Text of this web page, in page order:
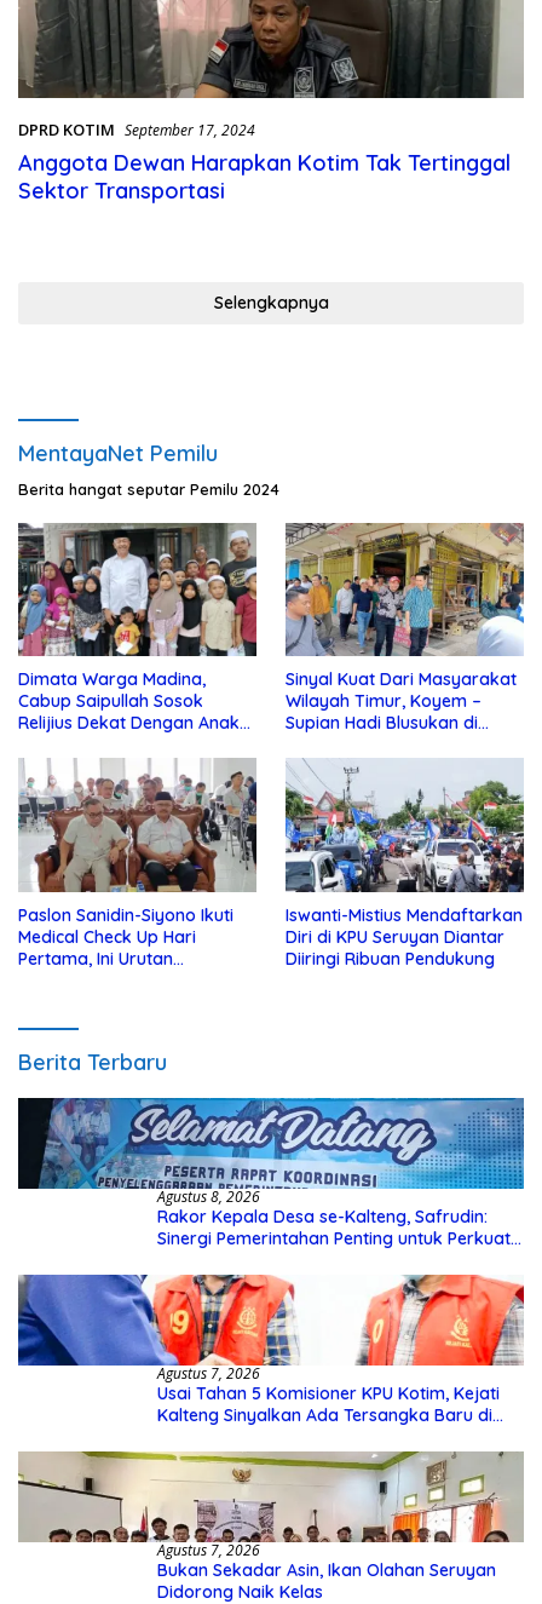
DPRD KOTIM September 17, 2024
Anggota Dewan Harapkan Kotim Tak Tertinggal
Sektor Transportasi
Selengkapnya
MentayaNet Pemilu
Berita hangat seputar Pemilu 2024
Dimata Warga Madina,
Cabup Saipullah Sosok
Relijius Dekat Dengan Anak
Sinyal Kuat Dari Masyarakat
Wilayah Timur, Koyem –
Supian Hadi Blusukan di
Paslon Sanidin-Siyono Ikuti
Medical Check Up Hari
Pertama, Ini Urutan
Iswanti-Mistius Mendaftarkan
Diri di KPU Seruyan Diantar
Diiringi Ribuan Pendukung
Berita Terbaru
Agustus 8, 2026
Rakor Kepala Desa se-Kalteng, Safrudin:
Sinergi Pemerintahan Penting untuk Perkuat
Agustus 7, 2026
Usai Tahan 5 Komisioner KPU Kotim, Kejati
Kalteng Sinyalkan Ada Tersangka Baru di
Agustus 7, 2026
Bukan Sekadar Asin, Ikan Olahan Seruyan
Didorong Naik Kelas